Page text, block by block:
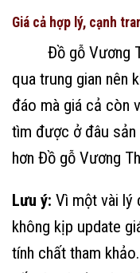
Giá cả hợp lý, cạnh
Đồ gỗ Vương
qua trung gian nên
đáo mà giá cả còn
tìm được ở đâu
hơn Đồ gỗ Vương
Lưu ý: Vì một vài lý
không kịp update
tính chất tham